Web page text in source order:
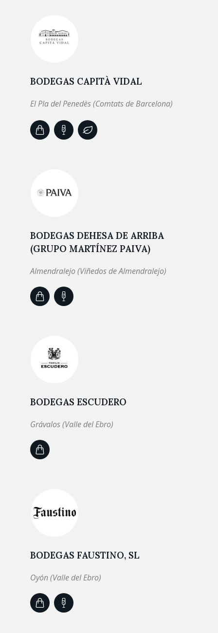
BODEGAS CAPITÀ VIDAL
El Pla del Penedès (Comtats de Barcelona)
BODEGAS DEHESA DE ARRIBA
(GRUPO MARTÍNEZ PAIVA)
Almendralejo (Viñedos de Almendralejo)
BODEGAS ESCUDERO
Grávalos (Valle del Ebro)
BODEGAS FAUSTINO, SL
Oyón (Valle del Ebro)